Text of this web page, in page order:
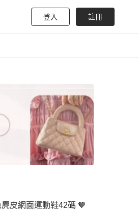
登入 註冊
皮網面運動鞋42碼 🧡